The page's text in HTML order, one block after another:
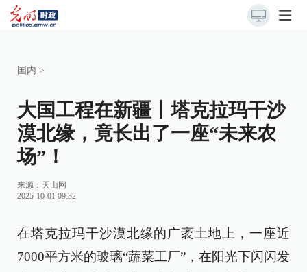
国内 >
大国工程在新疆丨塔克拉玛干沙
漠北缘，竟长出了一座“未来农
场”！
来源： 天山网
2025-10-01 09:32
在塔克拉玛干沙漠北缘的广袤土地上，一座近
7000平方米的玻璃“蔬菜工厂”，在阳光下闪闪发